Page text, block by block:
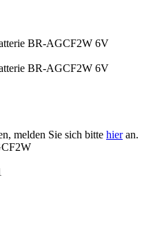
melden Sie sich bitte hieran.